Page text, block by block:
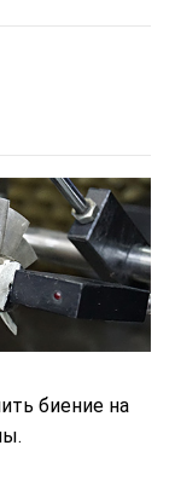
биение на